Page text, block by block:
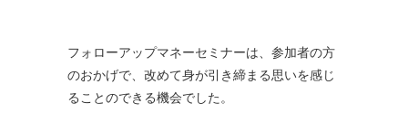
フォローアップマネーセミナーは、参加者の方
のおかげで、改めて身が引き締まる思いを感じ
ることのできる機会でした。